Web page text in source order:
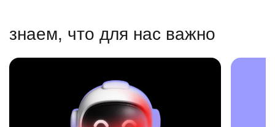
знаем, что для нас важно